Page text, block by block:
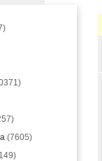
(7605)